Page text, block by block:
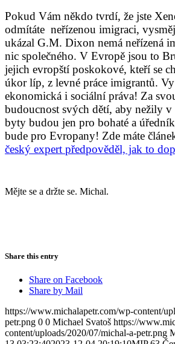
Pokud Vám někdo tvrdí, že jste
odmítáte neřízenou imigraci,
ukázal G.M. Dixon nemá neřízená
nic společného. V Evropě jsou to
jejich evropští poskokové, kteří se
úkor líp, z levné práce imigrantů.
ekonomická i sociální práva! Za
budoucnost svých dětí, aby nežily v
byty budou jen pro bohaté a
bude pro Evropany! Zde máte
český expert předpověděl, jak to
Mějte se a držte se. Michal.
Share this entry
Share on Facebook
Share by Mail
https://www.michalapetr.com/wp-content/
petr.png 0 0 Michael Svatoš https://
content/uploads/2020/07/michal-a-petr.png